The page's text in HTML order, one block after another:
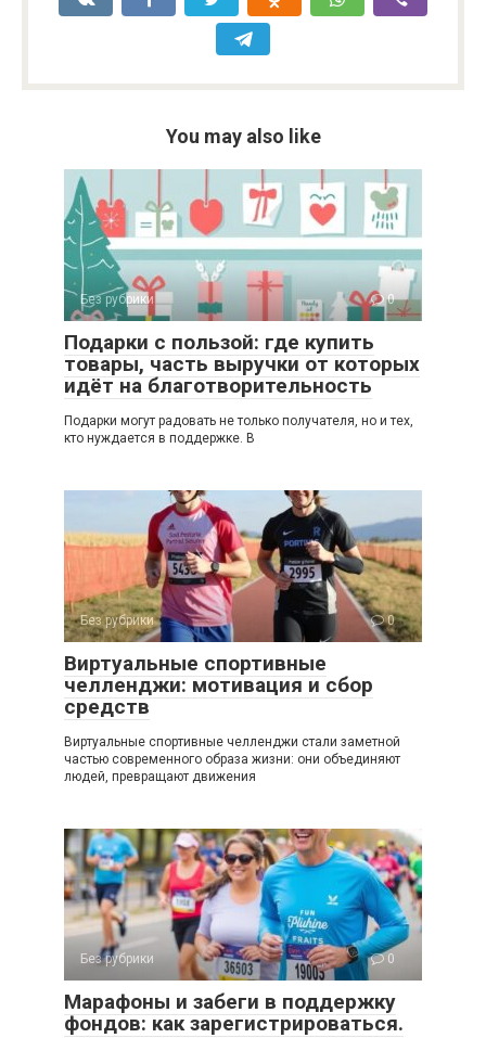
You may also like
Без рубрики 0
Подарки с пользой: где купить
товары, часть выручки от которых
идёт на благотворительность
Подарки могут радовать не только получателя, но и тех,
кто нуждается в поддержке. В
Без рубрики 0
Виртуальные спортивные
челленджи: мотивация и сбор
средств
Виртуальные спортивные челленджи стали заметной
частью современного образа жизни: они объединяют
людей, превращают движения
Без рубрики 0
Марафоны и забеги в поддержку
фондов: как зарегистрироваться.